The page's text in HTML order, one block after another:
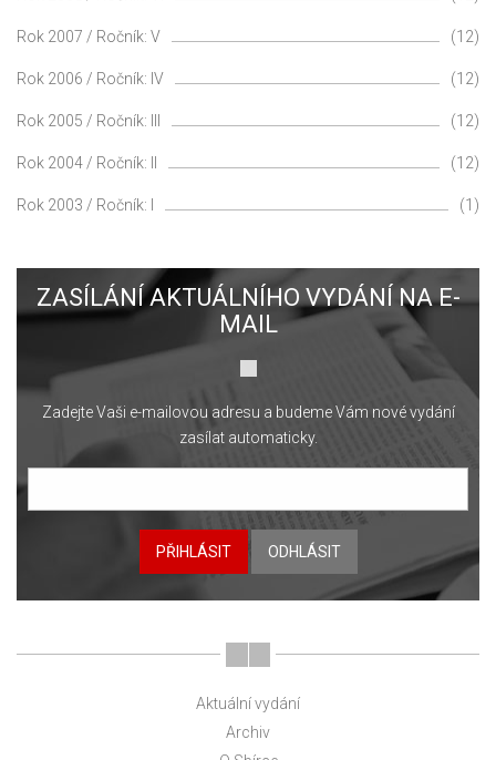
Rok 2007 / Ročník: V (12)
Rok 2006 / Ročník: IV (12)
Rok 2005 / Ročník: III (12)
Rok 2004 / Ročník: II (12)
Rok 2003 / Ročník: I (1)
ZASÍLÁNÍ AKTUÁLNÍHO VYDÁNÍ NA E-
MAIL
Zadejte Vaši e-mailovou adresu a budeme Vám nové vydání
zasílat automaticky.
PŘIHLÁSIT ODHLÁSIT
Aktuální vydání
Archiv